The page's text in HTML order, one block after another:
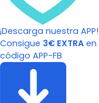
¡Descarga nuestra APP!
Consigue 3€ EXTRA en
código APP-FB